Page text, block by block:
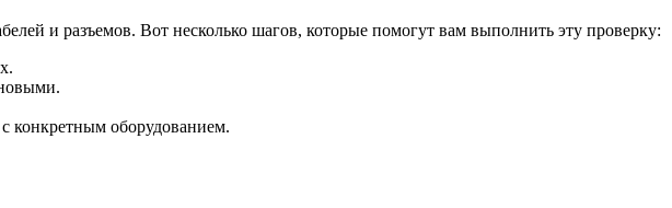
и разъемов. Вот несколько шагов, которые помогут вам выполнить эту проверку:
конкретным оборудованием.